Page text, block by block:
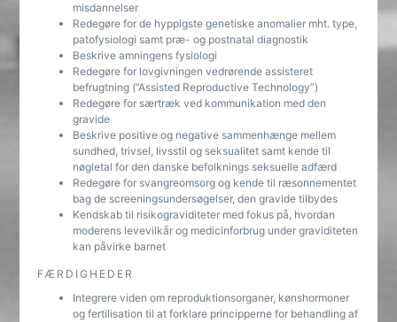
misdannelser
Redegøre for de hyppigste genetiske anomalier mht. type,
patofysiologi samt præ- og postnatal diagnostik
Beskrive amningens fysiologi
Redegøre for lovgivningen vedrørende assisteret
befrugtning (”Assisted Reproductive Technology”)
Redegøre for særtræk ved kommunikation med den
gravide
Beskrive positive og negative sammenhænge mellem
sundhed, trivsel, livsstil og seksualitet samt kende til
nøgletal for den danske befolknings seksuelle adfærd
Redegøre for svangreomsorg og kende til ræsonnementet
bag de screeningsundersøgelser, den gravide tilbydes
Kendskab til risikograviditeter med fokus på, hvordan
moderens levevilkår og medicinforbrug under graviditeten
kan påvirke barnet
FÆRDIGHEDER
Integrere viden om reproduktionsorganer, kønshormoner
og fertilisation til at forklare principperne for behandling af